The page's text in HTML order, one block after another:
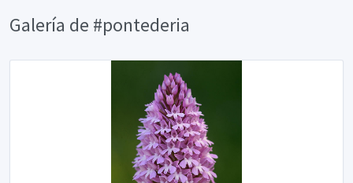
Galería de #pontederia